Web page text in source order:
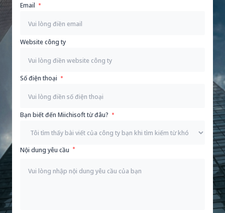
Email
Website công ty
Số điện thoại
Bạn biết đến Miichisoft từ đâu?
Nội dung yêu cầu